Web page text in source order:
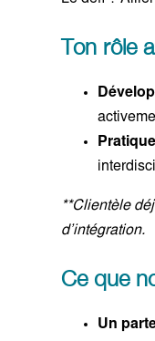
Ton rôle
**Clientèle
d’intégration.
Ce que
Un